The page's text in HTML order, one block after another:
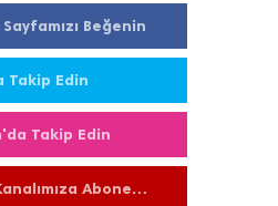
Beğenin
Edin
Takip Edin
Abone